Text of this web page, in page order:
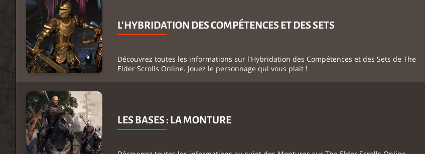
L'HYBRIDATION DES COMPÉTENCES ET DES SETS
Découvrez toutes les informations sur l'Hybridation des Compétences et des Sets de The
Elder Scrolls Online. Jouez le personnage qui vous plait !
LES BASES : LA MONTURE